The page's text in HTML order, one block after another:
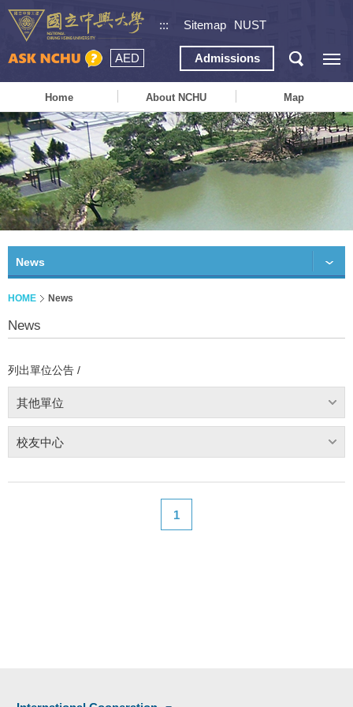
::: Sitemap NUST
AED Admissions
Home About NCHU Map
News
HOME News
News
列出單位公告 /
其他單位
校友中心
1